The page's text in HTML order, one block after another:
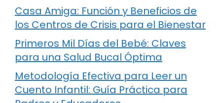
Casa Amiga: Función y Beneficios de
los Centros de Crisis para el Bienestar
Primeros Mil Días del Bebé: Claves
para una Salud Bucal Óptima
Metodología Efectiva para Leer un
Cuento Infantil: Guía Práctica para